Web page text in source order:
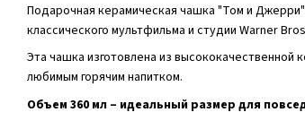
Подарочная керамическая чашка "Том и
классического мультфильма и студии Warner
Эта чашка изготовлена ​​из высококачественной
любимым горячим напитком.
Объем 360 мл – идеальный размер для